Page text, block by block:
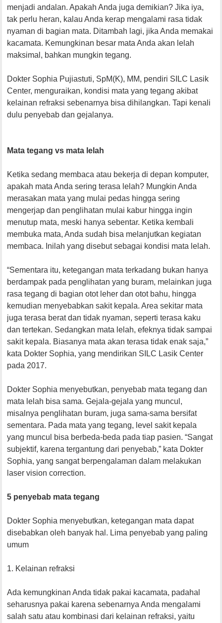
menjadi andalan. Apakah Anda juga demikian? Jika iya,
tak perlu heran, kalau Anda kerap mengalami rasa tidak
nyaman di bagian mata. Ditambah lagi, jika Anda memakai
kacamata. Kemungkinan besar mata Anda akan lelah
maksimal, bahkan mungkin tegang.
Dokter Sophia Pujiastuti, SpM(K), MM, pendiri SILC Lasik
Center, menguraikan, kondisi mata yang tegang akibat
kelainan refraksi sebenarnya bisa dihilangkan. Tapi kenali
dulu penyebab dan gejalanya.
Mata tegang vs mata lelah
Ketika sedang membaca atau bekerja di depan komputer,
apakah mata Anda sering terasa lelah? Mungkin Anda
merasakan mata yang mulai pedas hingga sering
mengerjap dan penglihatan mulai kabur hingga ingin
menutup mata, meski hanya sebentar. Ketika kembali
membuka mata, Anda sudah bisa melanjutkan kegiatan
membaca. Inilah yang disebut sebagai kondisi mata lelah.
“Sementara itu, ketegangan mata terkadang bukan hanya
berdampak pada penglihatan yang buram, melainkan juga
rasa tegang di bagian otot leher dan otot bahu, hingga
kemudian menyebabkan sakit kepala. Area sekitar mata
juga terasa berat dan tidak nyaman, seperti terasa kaku
dan tertekan. Sedangkan mata lelah, efeknya tidak sampai
sakit kepala. Biasanya mata akan terasa tidak enak saja,”
kata Dokter Sophia, yang mendirikan SILC Lasik Center
pada 2017.
Dokter Sophia menyebutkan, penyebab mata tegang dan
mata lelah bisa sama. Gejala-gejala yang muncul,
misalnya penglihatan buram, juga sama-sama bersifat
sementara. Pada mata yang tegang, level sakit kepala
yang muncul bisa berbeda-beda pada tiap pasien. “Sangat
subjektif, karena tergantung dari penyebab,” kata Dokter
Sophia, yang sangat berpengalaman dalam melakukan
laser vision correction.
5 penyebab mata tegang
Dokter Sophia menyebutkan, ketegangan mata dapat
disebabkan oleh banyak hal. Lima penyebab yang paling
umum
1. Kelainan refraksi
Ada kemungkinan Anda tidak pakai kacamata, padahal
seharusnya pakai karena sebenarnya Anda mengalami
salah satu atau kombinasi dari kelainan refraksi, yaitu